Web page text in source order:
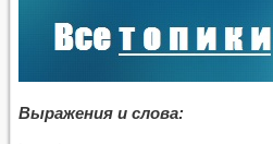
Выражения и слова: